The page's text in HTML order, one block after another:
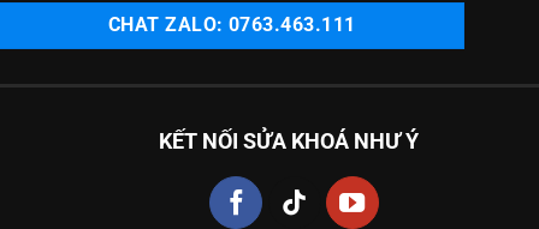
CHAT ZALO: 0763.463.111
KẾT NỐI SỬA KHOÁ NHƯ Ý